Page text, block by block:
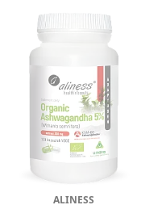
ALINESS